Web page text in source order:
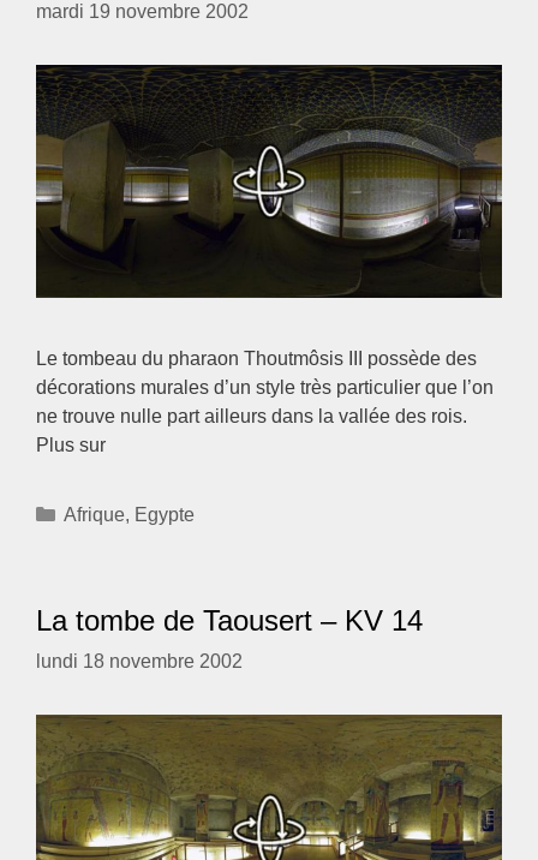
mardi 19 novembre 2002
Le tombeau du pharaon Thoutmôsis III possède des
décorations murales d’un style très particulier que l’on
ne trouve nulle part ailleurs dans la vallée des rois.
Plus sur
Catégories
Afrique, Egypte
La tombe de Taousert – KV 14
lundi 18 novembre 2002